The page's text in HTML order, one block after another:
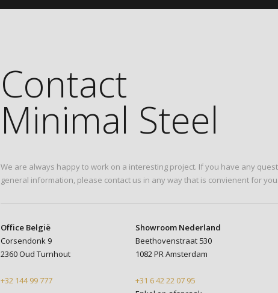
Contact
Minimal Steel
We are always happy to work on a interesting project. If you have any
general information, please contact us in any way that is convienent for you.
Office België
Corsendonk 9
2360 Oud Turnhout
+32 144 99 777
Showroom Nederland
Beethovenstraat 530
1082 PR Amsterdam
+31 6 42 22 07 95